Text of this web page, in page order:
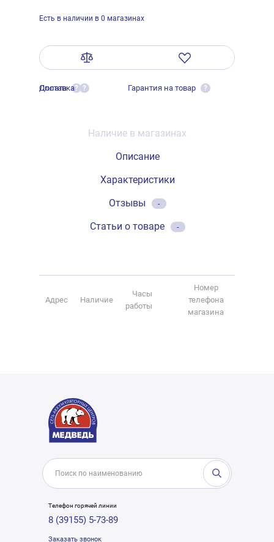
Есть в наличии в 0 магазинах
Оплата ?
Доставка ? Гарантия на товар ?
Наличие в магазинах
Описание
Характеристики
Отзывы
-
Статьи о товаре -
Адрес Наличие
Часы
работы
Номер
телефона
магазина
Телефон горячей линии
8 (39155) 5-73-89
Заказать звонок